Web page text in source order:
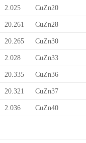
2.025 CuZn20
20.261 CuZn28
20.265 CuZn30
2.028 CuZn33
20.335 CuZn36
20.321 CuZn37
2.036 CuZn40